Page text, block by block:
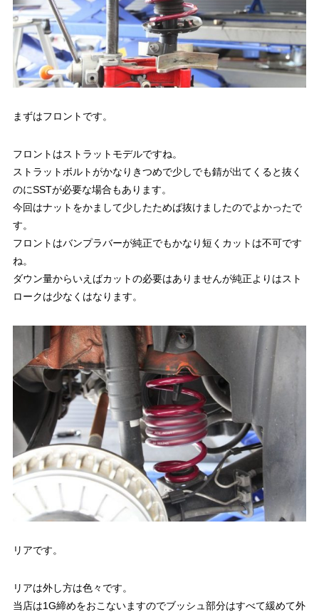
まずはフロントです。
フロントはストラットモデルですね。
ストラットボルトがかなりきつめで少しでも錆が出てくると抜く
のにSSTが必要な場合もあります。
今回はナットをかまして少したためば抜けましたのでよかったで
す。
フロントはバンプラバーが純正でもかなり短くカットは不可です
ね。
ダウン量からいえばカットの必要はありませんが純正よりはスト
ロークは少なくはなります。
リアです。
リアは外し方は色々です。
当店は1G締めをおこないますのでブッシュ部分はすべて緩めて外